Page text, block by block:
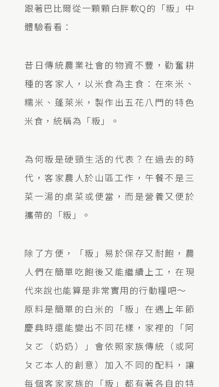
跟著巴比爾從一顆顆白胖軟Q的「粄」中
體驗看看：
昔日傳統農業社會的物資不豐，勤奮耕
種的客家人，以米食為主食：在來米、
糯米、蓬萊米，製作出五花八門的特色
米食，統稱為「粄」。
為何粄是硬頸生活的代表？在過去的時
代，客家農人於山區工作，午餐不是三
菜一湯的桌菜或便當，而是營養又便於
攜帶的「粄」。
除了方便，「粄」易於保存又耐飽，農
人們在簡單吃飽後又能繼續上工，在現
代來說也能算是非常實用的行動糧吧～
原料是簡單的白米的「粄」在遇上年節
慶典時還能變出不同花樣，家裡的「阿
ㄆㄛ（奶奶）」會依照家族傳統（或阿
ㄆㄛ本人的創意）加入不同的配料，讓
每個客家家族的「粄」都有著各自的特